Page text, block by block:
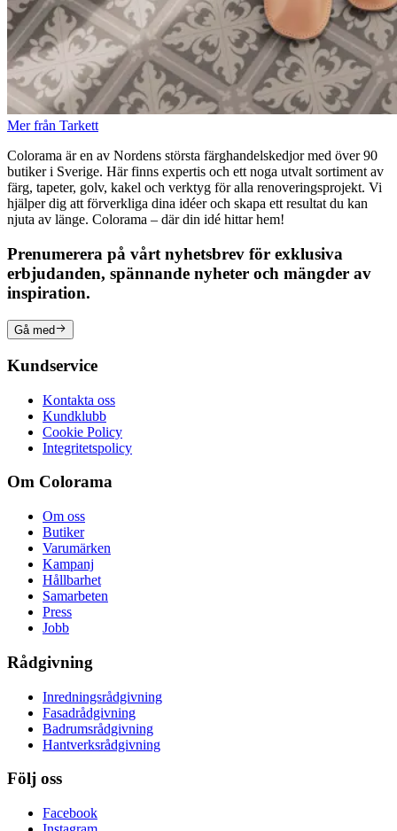
Mer från Tarkett
Colorama är en av Nordens största färghandelskedjor med över 90
butiker i Sverige. Här finns expertis och ett noga utvalt sortiment av
färg, tapeter, golv, kakel och verktyg för alla renoveringsprojekt. Vi
hjälper dig att förverkliga dina idéer och skapa ett resultat du kan
njuta av länge. Colorama – där din idé hittar hem!
Prenumerera på vårt nyhetsbrev för exklusiva
erbjudanden, spännande nyheter och mängder av
inspiration.
Gå med
Kundservice
Kontakta oss
Kundklubb
Cookie Policy
Integritetspolicy
Om Colorama
Om oss
Butiker
Varumärken
Kampanj
Hållbarhet
Samarbeten
Press
Jobb
Rådgivning
Inredningsrådgivning
Fasadrådgivning
Badrumsrådgivning
Hantverksrådgivning
Följ oss
Facebook